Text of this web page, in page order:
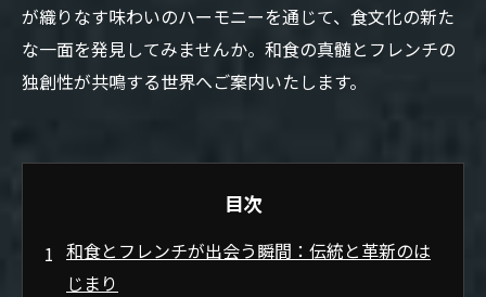
が織りなす味わいのハーモニーを通じて、食文化の新た
な一面を発見してみませんか。和食の真髄とフレンチの
独創性が共鳴する世界へご案内いたします。
目次
和食とフレンチが出会う瞬間：伝統と革新のは
じまり